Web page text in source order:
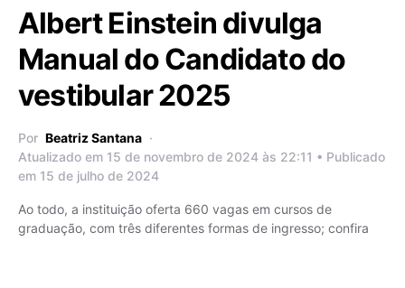
Albert Einstein divulga
Manual do Candidato do
vestibular 2025
Por Beatriz Santana
Atualizado em 15 de novembro de 2024 às 22:11 • Publicado
em 15 de julho de 2024
Ao todo, a instituição oferta 660 vagas em cursos de
graduação, com três diferentes formas de ingresso; confira